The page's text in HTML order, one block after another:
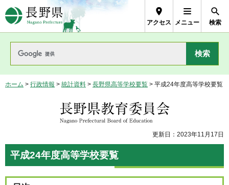
長野県Nagano Prefecture
アクセス メニュー 検索
ホーム > 行政情報 > 統計資料 > 長野県高等学校要覧 > 平成24年度高等学校要覧
長野県教育委員会
更新日：2023年11月17日
平成24年度高等学校要覧